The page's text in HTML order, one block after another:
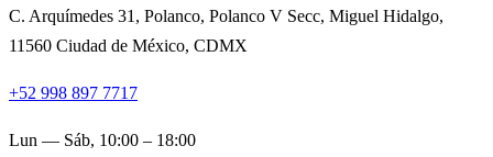
C. Arquímedes 31, Polanco, Polanco V Secc, Miguel Hidalgo,
11560 Ciudad de México, CDMX
+52 998 897 7717
Lun — Sáb, 10:00 – 18:00